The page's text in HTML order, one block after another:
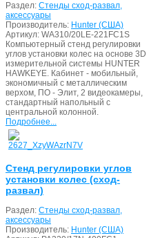
Раздел: Стенды сход-развал,
аксессуары
Производитель: Hunter (США)
Артикул: WA310/20LE-221FC1S
Компьютерный стенд регулировки
углов установки колес на основе 3D
измерительной системы HUNTER
HAWKEYE. Кабинет - мобильный,
экономичный с металлическим
верхом, ПО - Элит, 2 видеокамеры,
стандартный напольный с
центральной колонной.
Подробнее...
Стенд регулировки углов
установки колес (сход-
развал)
Раздел: Стенды сход-развал,
аксессуары
Производитель: Hunter (США)